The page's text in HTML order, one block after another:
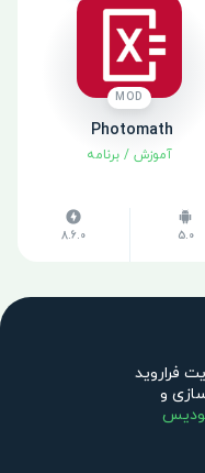
MOD
Photomath ‏
آموزش / برنامه
5.0
8.6.0
فراروید
و